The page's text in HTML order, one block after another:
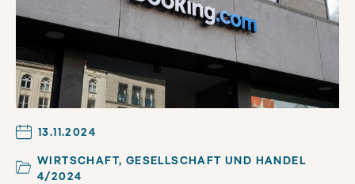
13.11.2024
WIRTSCHAFT, GESELLSCHAFT UND HANDEL
4/2024